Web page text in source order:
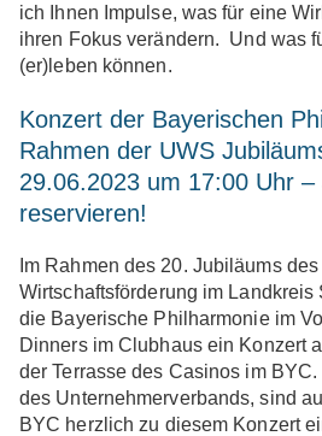
ich Ihnen Impulse, was für eine
ihren Fokus verändern. Und was
(er)leben können.
Konzert der Bayerischen
Rahmen der UWS
29.06.2023 um 17:00 Uhr
reservieren!
Im Rahmen des 20. Jubiläums
Wirtschaftsförderung im Landkreis
die Bayerische Philharmonie im
Dinners im Clubhaus ein Konzert
der Terrasse des Casinos im
des Unternehmerverbands, sind
BYC herzlich zu diesem Konzert